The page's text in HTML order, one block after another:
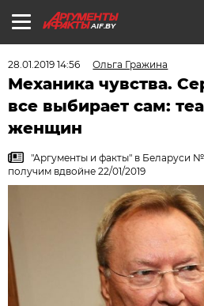
AIF.BY
28.01.2019 14:56 Ольга Гражина
Механика чувства.
все выбирает сам:
женщин
"Аргументы и факты" в Беларуси
получим вдвойне 22/01/2019